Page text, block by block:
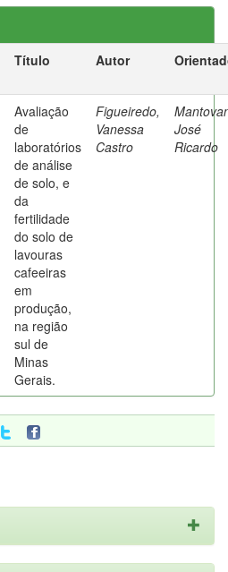
Título Autor
Avaliação
de
laboratórios
de análise
de solo, e
da
fertilidade
do solo de
lavouras
cafeeiras
em
produção,
na região
sul de
Minas
Gerais.
Figueiredo,
Vanessa
Castro
José
Ricardo